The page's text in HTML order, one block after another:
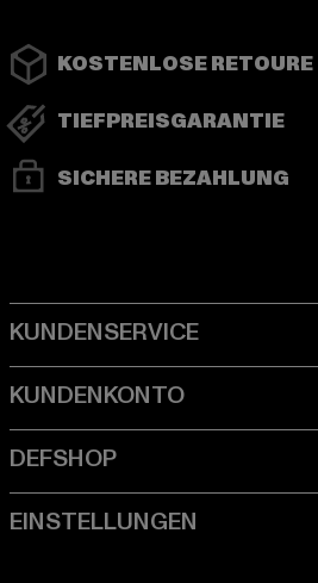
KOSTENLOSE RETOURE
TIEFPREISGARANTIE
SICHERE BEZAHLUNG